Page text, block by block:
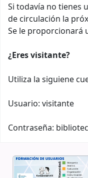
Si todavía no tienes
de circulación la
Se le proporcionará
¿Eres visitante?
Utiliza la siguiene
Usuario: visitante
Contraseña: